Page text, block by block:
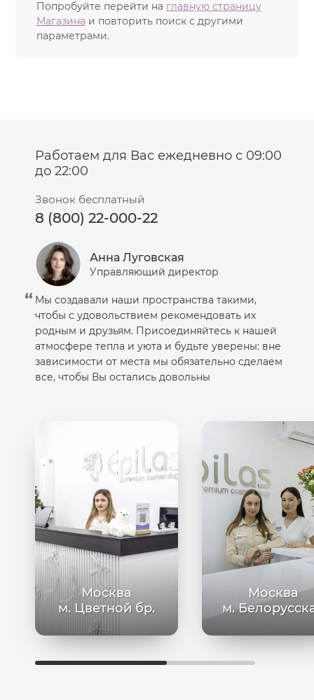
Попробуйте перейти на главную страницу
Магазина и повторить поиск с другими
параметрами.
Работаем для Вас ежедневно с 09:00
до 22:00
Звонок бесплатный
8 (800) 22-000-22
Анна Луговская
Управляющий директор
Мы создавали наши пространства такими,
чтобы с удовольствием рекомендовать их
родным и друзьям. Присоединяйтесь к нашей
атмосфере тепла и уюта и будьте уверены: вне
зависимости от места мы обязательно сделаем
все, чтобы Вы остались довольны